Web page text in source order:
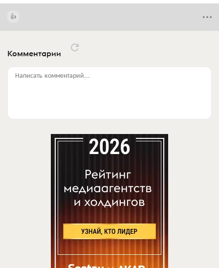
Комментарии
Написать комментарий...